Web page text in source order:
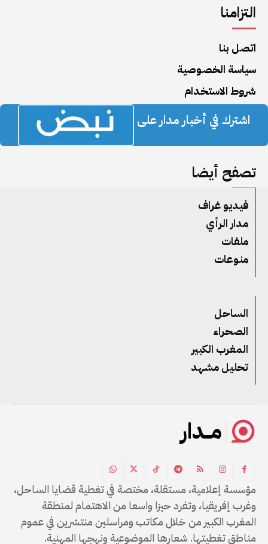
التزامنا
اتصل بنا
سياسة الخصوصية
شروط الاستخدام
اشترك في أخبار مدار على
تصفح أيضا
فيديو غراف
مدار الرأي
ملفات
منوعات
الساحل
الصحراء
المغرب الكبير
تحليل مشهد
مــدار
مؤسسة إعلامية، مستقلة، مختصة في تغطية قضايا الساحل،
وغرب إفريقيا، وتفرد حيزا واسعا من الاهتمام لمنطقة
المغرب الكبير من خلال مكاتب ومراسلين منتشرين في عموم
مناطق تغطيتها. شعارها الموضوعية ونهجها المهنية.